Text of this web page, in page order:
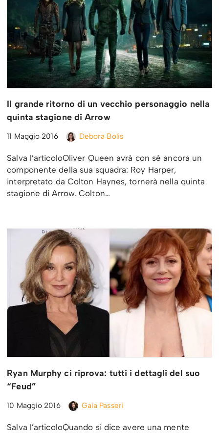
Il grande ritorno di un vecchio personaggio nella
quinta stagione di Arrow
11 Maggio 2016 Debora Bolis
Salva l’articoloOliver Queen avrà con sé ancora un
componente della sua squadra: Roy Harper,
interpretato da Colton Haynes, tornerà nella quinta
stagione di Arrow. Colton…
Ryan Murphy ci riprova: tutti i dettagli del suo
“Feud”
10 Maggio 2016 Gaia Passeri
Salva l’articoloQuando si dice avere una mente